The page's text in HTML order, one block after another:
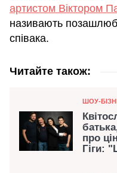
артистом Віктором
називають
співака.
Читайте також:
Категорія
ШОУ-
про
Гіги: